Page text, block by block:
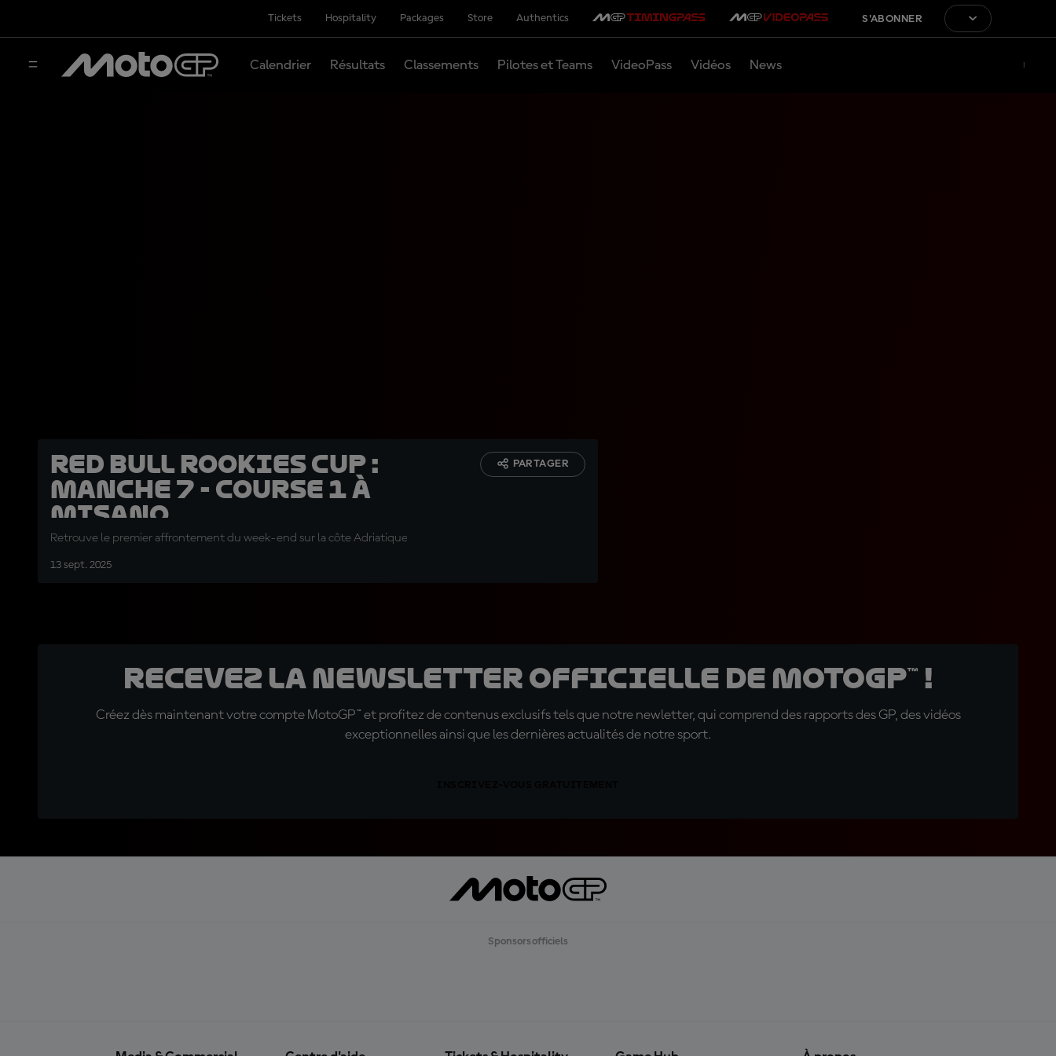
Tickets Hospitality Packages Store Authentics S'ABONNER
Calendrier Résultats Classements Pilotes et Teams VideoPass Vidéos News
Red Bull Rookies Cup :
manche 7 - course 1 à
Misano
Retrouve le premier affrontement du week-end sur la côte Adriatique
13 sept. 2025
PARTAGER
Recevez la Newsletter officielle de MotoGP™ !
Créez dès maintenant votre compte MotoGP™ et profitez de contenus exclusifs tels que notre newletter, qui comprend des rapports des GP, des vidéos
exceptionnelles ainsi que les dernières actualités de notre sport.
Sponsors officiels